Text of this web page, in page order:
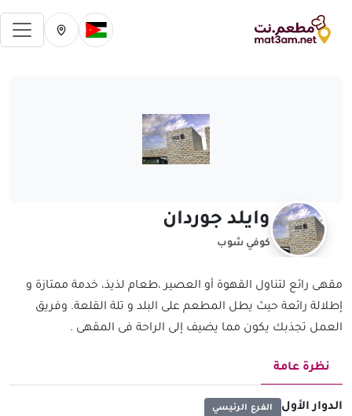
تغيير الدولة الحالية
تغيير المدينة
وايلد جوردان
كوفي شوب
مقهى رائع لتناول القهوة أو العصير ،طعام لذيذ، خدمة ممتازة و
إطلالة رائعة حيث يطل المطعم على البلد و تلة القلعة. وفريق
العمل تجذبك يكون مما يضيف إلى الراحة فى المقهى .
نظرة عامة
الدوار الأول الفرع الرئيسي